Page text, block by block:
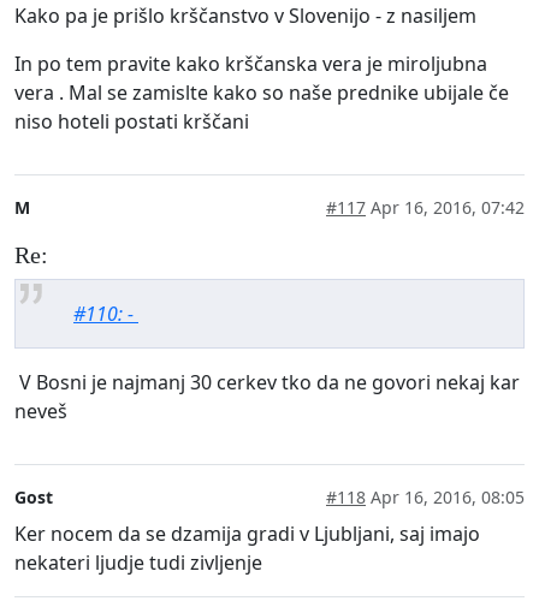
Kako pa je prišlo krščanstvo v Slovenijo - z nasiljem
In po tem pravite kako krščanska vera je miroljubna
vera . Mal se zamislte kako so naše prednike ubijale če
niso hoteli postati krščani
M #117 Apr 16, 2016, 07:42
Re:
#110: -
V Bosni je najmanj 30 cerkev tko da ne govori nekaj kar
neveš
Gost #118 Apr 16, 2016, 08:05
Ker nocem da se dzamija gradi v Ljubljani, saj imajo
nekateri ljudje tudi zivljenje